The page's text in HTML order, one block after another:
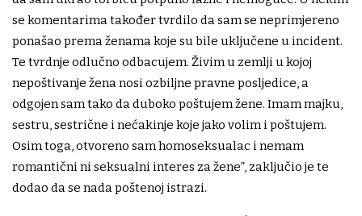
se komentarima također tvrdilo da sam se neprimjereno
ponašao prema ženama koje su bile uključene u incident.
Te tvrdnje odlučno odbacujem. Živim u zemlji u kojoj
nepoštivanje žena nosi ozbiljne pravne posljedice, a
odgojen sam tako da duboko poštujem žene. Imam majku,
sestru, sestrične i nećakinje koje jako volim i poštujem.
Osim toga, otvoreno sam homoseksualac i nemam
romantični ni seksualni interes za žene”, zaključio je te
dodao da se nada poštenoj istrazi.